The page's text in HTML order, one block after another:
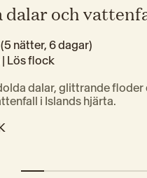
dalar och
nätter, 6 dagar)
Lös flock
dalar, glittrande floder
i Islands hjärta.